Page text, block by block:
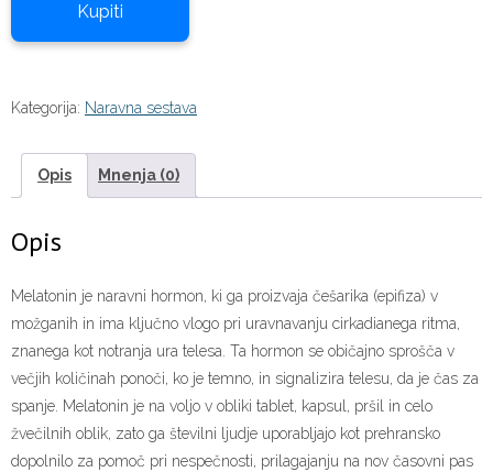
Kupiti
Kategorija: Naravna sestava
Opis Mnenja (0)
Opis
Melatonin je naravni hormon, ki ga proizvaja češarika (epifiza) v
možganih in ima ključno vlogo pri uravnavanju cirkadianega ritma,
znanega kot notranja ura telesa. Ta hormon se običajno sprošča v
večjih količinah ponoči, ko je temno, in signalizira telesu, da je čas za
spanje. Melatonin je na voljo v obliki tablet, kapsul, pršil in celo
žvečilnih oblik, zato ga številni ljudje uporabljajo kot prehransko
dopolnilo za pomoč pri nespečnosti, prilagajanju na nov časovni pas